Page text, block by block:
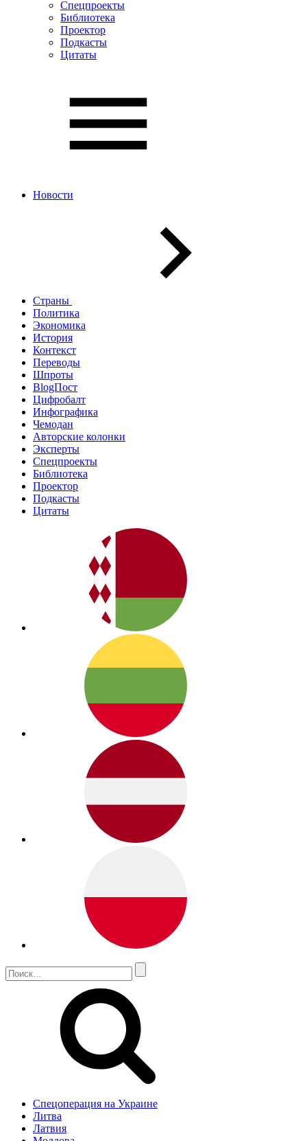
Спецпроекты
Библиотека
Проектор
Подкасты
Цитаты
Новости
Страны
Политика
Экономика
История
Контекст
Переводы
Шпроты
BlogПост
Цифробалт
Инфографика
Чемодан
Авторские колонки
Эксперты
Спецпроекты
Библиотека
Проектор
Подкасты
Цитаты
Спецоперация на Украине
Литва
Латвия